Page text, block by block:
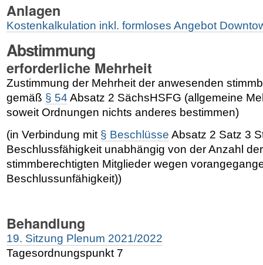
Anlagen
Kostenkalkulation inkl. formloses Angebot
Abstimmung
erforderliche Mehrheit
Zustimmung der Mehrheit der anwesenden
gemäß § 54 Absatz 2 SächsHSFG (allgemeine
soweit Ordnungen nichts anderes bestimmen)
(in Verbindung mit § Beschlüsse Absatz 2 Satz 3
Beschlussfähigkeit unabhängig von der Anzahl
stimmberechtigten Mitglieder wegen
Beschlussunfähigkeit))
Behandlung
19. Sitzung Plenum 2021/2022
Tagesordnungspunkt 7